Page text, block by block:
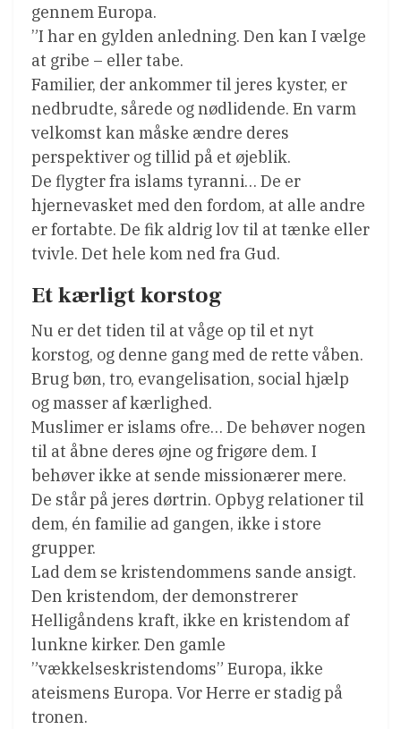
gennem Europa.
”I har en gylden anledning. Den kan I vælge
at gribe – eller tabe.
Familier, der ankommer til jeres kyster, er
nedbrudte, sårede og nødlidende. En varm
velkomst kan måske ændre deres
perspektiver og tillid på et øjeblik.
De flygter fra islams tyranni… De er
hjernevasket med den fordom, at alle andre
er fortabte. De fik aldrig lov til at tænke eller
tvivle. Det hele kom ned fra Gud.
Et kærligt korstog
Nu er det tiden til at våge op til et nyt
korstog, og denne gang med de rette våben.
Brug bøn, tro, evangelisation, social hjælp
og masser af kærlighed.
Muslimer er islams ofre… De behøver nogen
til at åbne deres øjne og frigøre dem. I
behøver ikke at sende missionærer mere.
De står på jeres dørtrin. Opbyg relationer til
dem, én familie ad gangen, ikke i store
grupper.
Lad dem se kristendommens sande ansigt.
Den kristendom, der demonstrerer
Helligåndens kraft, ikke en kristendom af
lunkne kirker. Den gamle
”vækkelseskristendoms” Europa, ikke
ateismens Europa. Vor Herre er stadig på
tronen.